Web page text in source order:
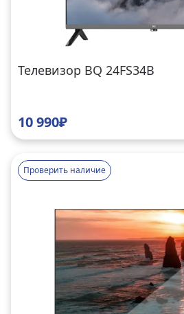
Телевизор BQ 24FS34B
10 990₽
Проверить наличие